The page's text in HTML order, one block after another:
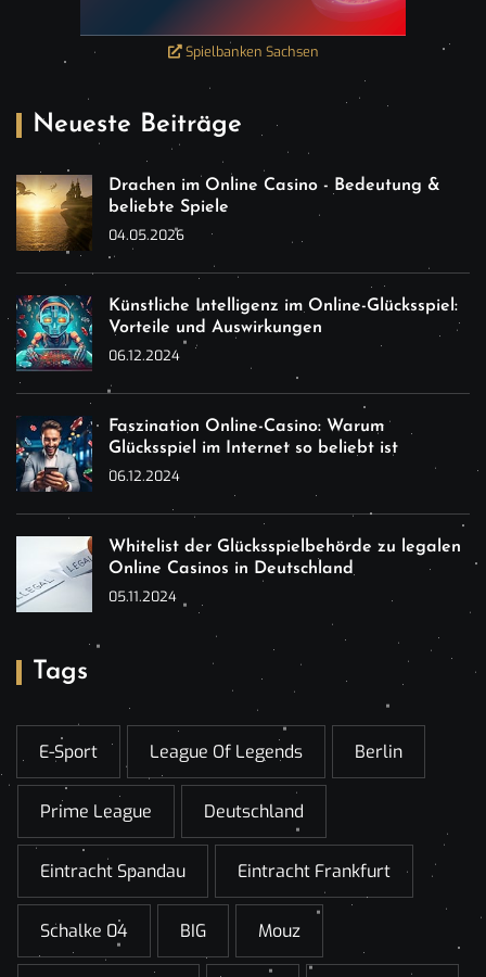
Spielbanken Sachsen
Neueste Beiträge
Drachen im Online Casino - Bedeutung &
beliebte Spiele
04.05.2026
Künstliche Intelligenz im Online-Glücksspiel:
Vorteile und Auswirkungen
06.12.2024
Faszination Online-Casino: Warum
Glücksspiel im Internet so beliebt ist
06.12.2024
Whitelist der Glücksspielbehörde zu legalen
Online Casinos in Deutschland
05.11.2024
Tags
E-Sport League Of Legends Berlin
Prime League Deutschland
Eintracht Spandau Eintracht Frankfurt
Schalke 04 BIG Mouz